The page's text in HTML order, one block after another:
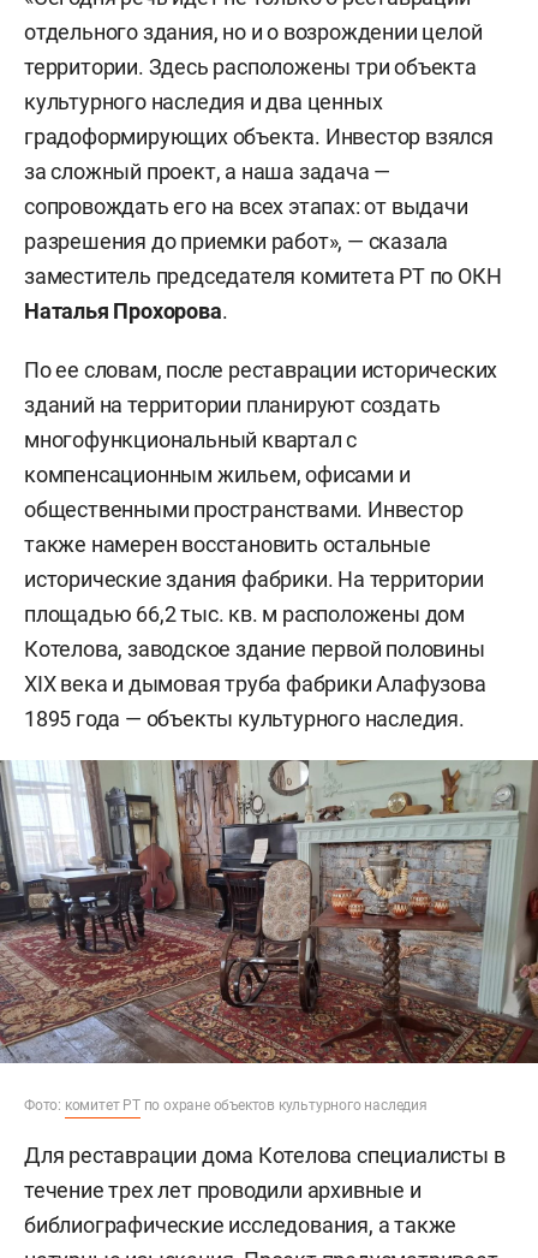
отдельного здания, но и о возрождении целой
территории. Здесь расположены три объекта
культурного наследия и два ценных
градоформирующих объекта. Инвестор взялся
за сложный проект, а наша задача —
сопровождать его на всех этапах: от выдачи
разрешения до приемки работ», — сказала
заместитель председателя комитета РТ по ОКН
Наталья Прохорова.
По ее словам, после реставрации исторических
зданий на территории планируют создать
многофункциональный квартал с
компенсационным жильем, офисами и
общественными пространствами. Инвестор
также намерен восстановить остальные
исторические здания фабрики. На территории
площадью 66,2 тыс. кв. м расположены дом
Котелова, заводское здание первой половины
XIX века и дымовая труба фабрики Алафузова
1895 года — объекты культурного наследия.
Фото: комитет РТпо охране объектов культурного наследия
Для реставрации дома Котелова специалисты в
течение трех лет проводили архивные и
библиографические исследования, а также